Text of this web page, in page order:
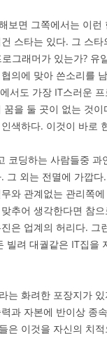
보면 그쪽에서는 이
스타는 있다. 그 스
그래머가 있는가? 유
의에 맞아 쓴소리를
서도 가장 IT스러운
을 둘 곳이 없는 것
색하다. 이것이 바로
코딩하는 사람들중
외는 전멸에 가깝다
와 관계없는 관리쪽
추어 생각한다면 참
은 업계의 허리다. 그
려 대궐같은 IT집을
는 화려한 포장지가
과 자본에 반이상 종
은 이것을 자신의 치